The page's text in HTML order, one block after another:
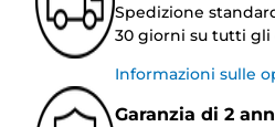
Spedizione
30 giorni su tutti gli
Informazioni sulle
Garanzia di 2